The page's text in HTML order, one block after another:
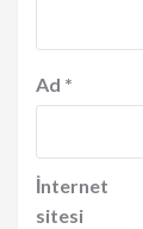
Ad *
İnternet
sitesi